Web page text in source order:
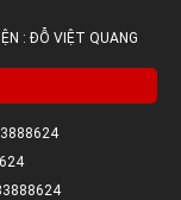
: ĐỖ VIỆT QUANG